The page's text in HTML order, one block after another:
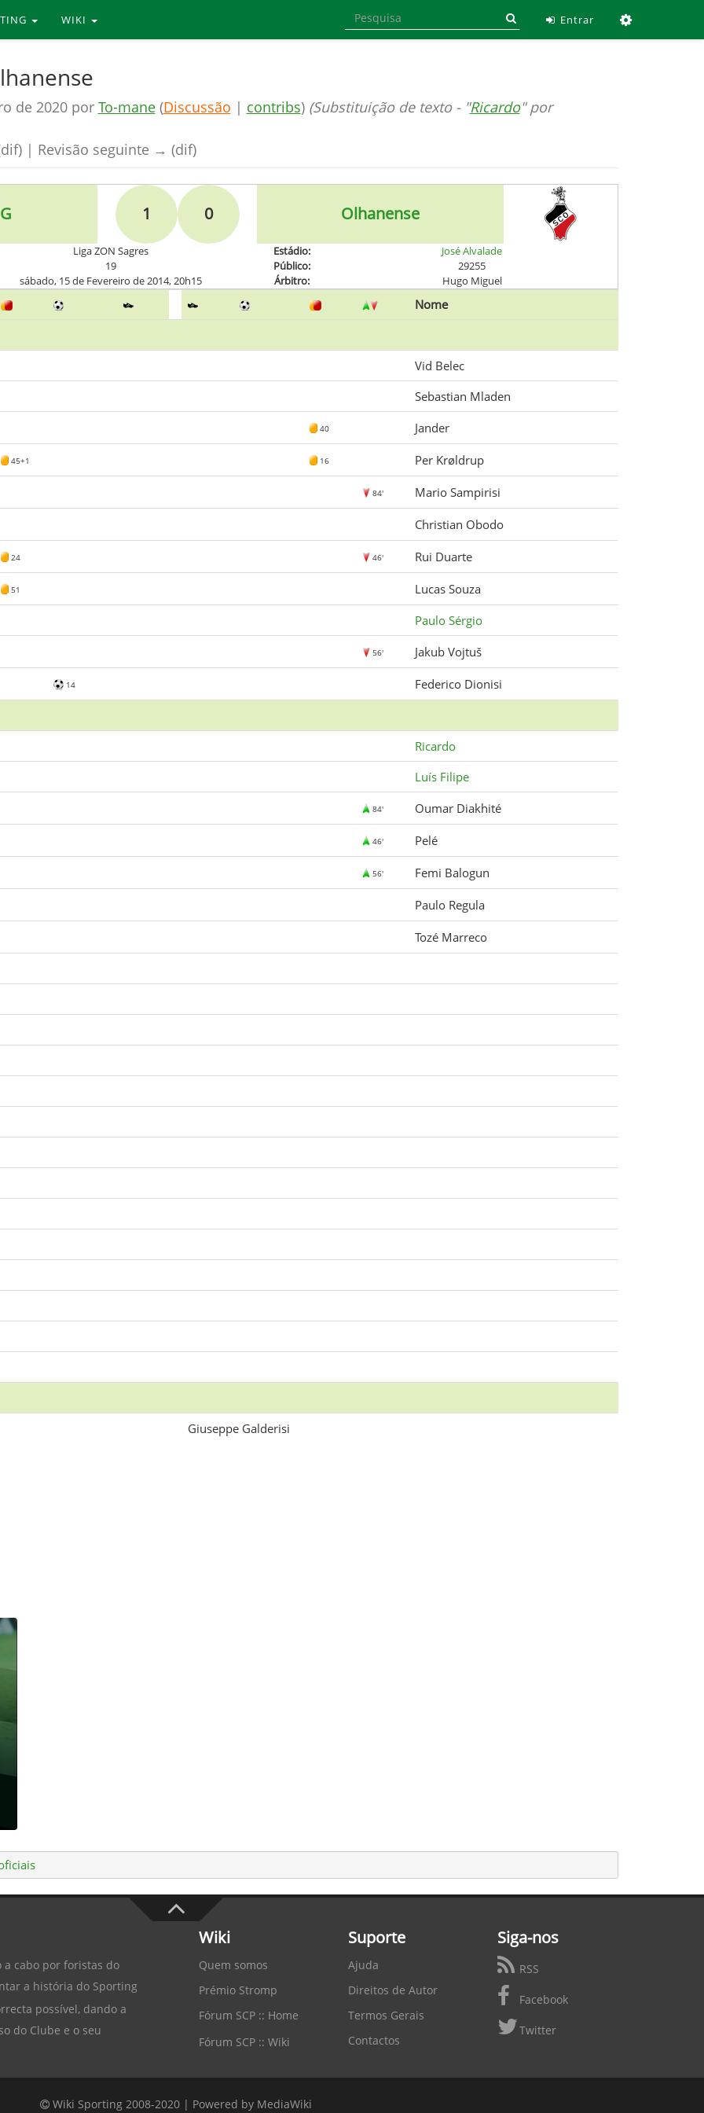
WIKI Entrar
de 2020 por To-mane (Discussão | contribs) (Substituição de texto - "Ricardo" por
| Revisão seguinte → (dif)
1 0 Olhanense
Liga ZON Sagres Estádio:
José Alvalade
19 Público:
29255
sábado, 15 de Fevereiro de 2014, 20h15 Árbitro: Hugo Miguel
Nome
Vid Belec
Sebastian Mladen
40 Jander
45+1 16 Per Krøldrup
84' Mario Sampirisi
Christian Obodo
24 46' Rui Duarte
51
Lucas Souza
Paulo Sérgio
56' Jakub Vojtuš
14
Federico Dionisi
Ricardo
Luís Filipe
84' Oumar Diakhité
46' Pelé
56' Femi Balogun
Paulo Regula
Tozé Marreco
Giuseppe Galderisi
cabo por foristas do
a história do Sporting
possível, dando a
do Clube e o seu
Wiki
Quem somos
Prémio Stromp
Fórum SCP :: Home
Fórum SCP :: Wiki
Suporte
Ajuda
Direitos de Autor
Termos Gerais
Contactos
Siga-nos
RSS
Facebook
Twitter
Wiki Sporting 2008-2020 | Powered by MediaWiki